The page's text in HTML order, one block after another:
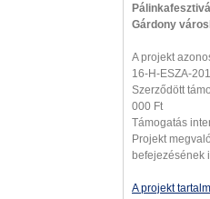
Gárdony
A projekt
16-H-ESZA-
Szerződött
000 Ft
Támogatás
Projekt
befejezésének
A projekt